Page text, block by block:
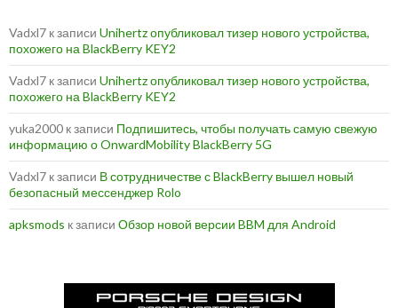
Vadxl7 к записи Unihertz опубликовал тизер нового устройства,
похожего на BlackBerry KEY2
Vadxl7 к записи Unihertz опубликовал тизер нового устройства,
похожего на BlackBerry KEY2
yuka2000 к записи Подпишитесь, чтобы получать самую свежую
информацию о OnwardMobility BlackBerry 5G
Vadxl7 к записи В сотрудничестве с BlackBerry вышел новый
безопасный мессенджер Rolo
apksmods к записи Обзор новой версии BBM для Android